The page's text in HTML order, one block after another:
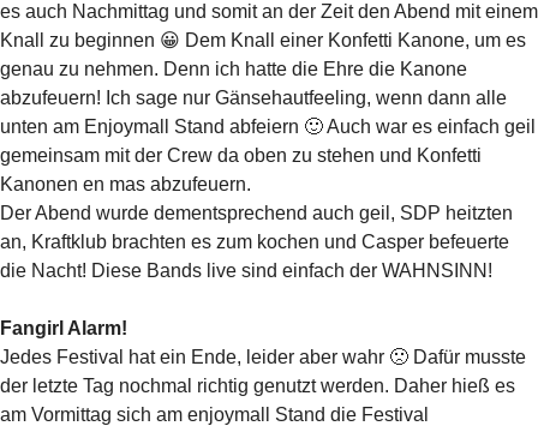
es auch Nachmittag und somit an der Zeit den Abend mit einem
Knall zu beginnen 😀 Dem Knall einer Konfetti Kanone, um es
genau zu nehmen. Denn ich hatte die Ehre die Kanone
abzufeuern! Ich sage nur Gänsehautfeeling, wenn dann alle
unten am Enjoymall Stand abfeiern 🙂 Auch war es einfach geil
gemeinsam mit der Crew da oben zu stehen und Konfetti
Kanonen en mas abzufeuern.
Der Abend wurde dementsprechend auch geil, SDP heitzten
an, Kraftklub brachten es zum kochen und Casper befeuerte
die Nacht! Diese Bands live sind einfach der WAHNSINN!
Fangirl Alarm!
Jedes Festival hat ein Ende, leider aber wahr 🙁 Dafür musste
der letzte Tag nochmal richtig genutzt werden. Daher hieß es
am Vormittag sich am enjoymall Stand die Festival